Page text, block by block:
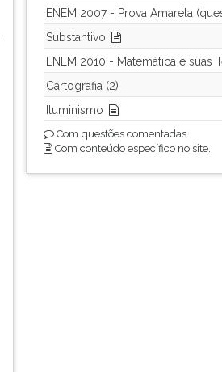
ENEM 2007 - Prova Amarela
Substantivo
ENEM 2010 - Matemática e suas
Cartografia (2)
Iluminismo
Com questões comentadas.
Com conteúdo específico no site.